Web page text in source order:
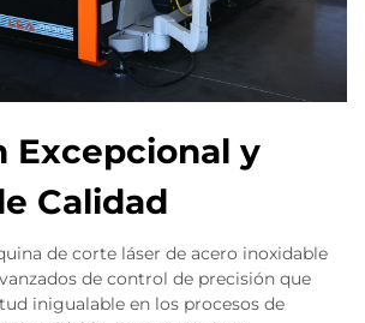
Excepcional y
Calidad
de corte láser de acero inoxidable
de control de precisión que
inigualable en los procesos de